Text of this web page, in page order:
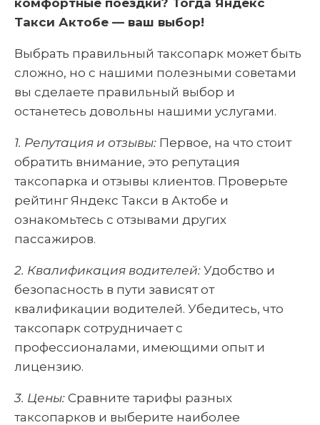
комфортные поездки? Тогда Яндекс
Такси Актобе — ваш выбор!
Выбрать правильный таксопарк может быть
сложно, но с нашими полезными советами
вы сделаете правильный выбор и
останетесь довольны нашими услугами.
1. Репутация и отзывы: Первое, на что стоит
обратить внимание, это репутация
таксопарка и отзывы клиентов. Проверьте
рейтинг Яндекс Такси в Актобе и
ознакомьтесь с отзывами других
пассажиров.
2. Квалификация водителей: Удобство и
безопасность в пути зависят от
квалификации водителей. Убедитесь, что
таксопарк сотрудничает с
профессионалами, имеющими опыт и
лицензию.
3. Цены: Сравните тарифы разных
таксопарков и выберите наиболее